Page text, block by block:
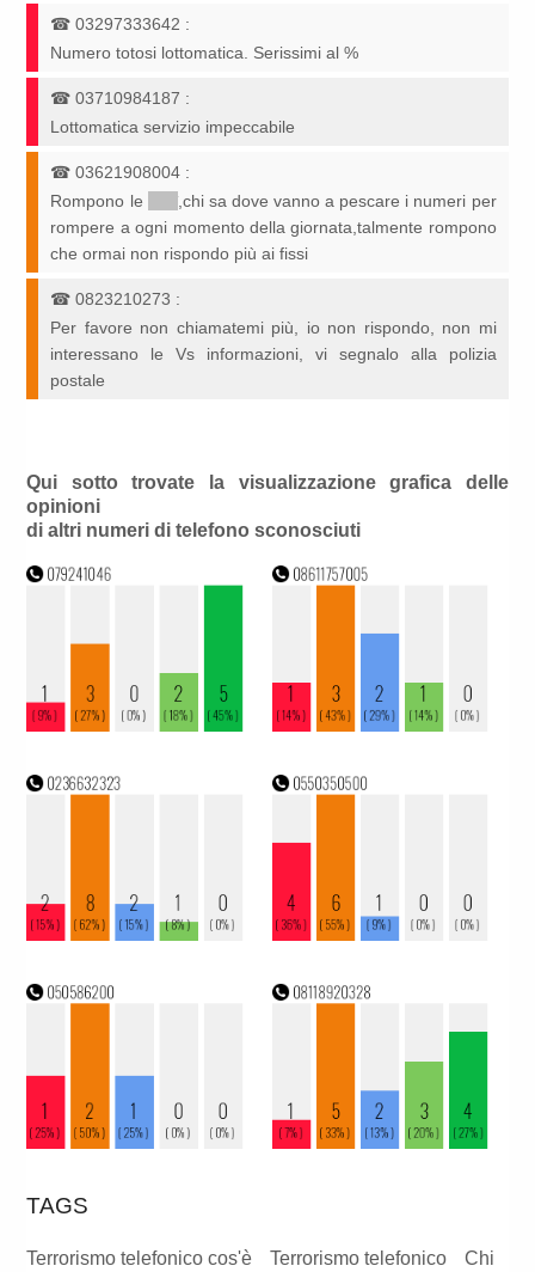
☎03297333642 :
Numero totosi lottomatica. Serissimi al %
☎03710984187 :
Lottomatica servizio impeccabile
☎03621908004 :
Rompono le
,chi sa dove vanno a pescare i numeri per
rompere a ogni momento della giornata,talmente rompono
che ormai non rispondo più ai fissi
☎0823210273 :
Per favore non chiamatemi più, io non rispondo, non mi
interessano le Vs informazioni, vi segnalo alla polizia
postale
Qui sotto trovate la visualizzazione grafica delle
opinioni
di altri numeri di telefono sconosciuti
TAGS
Terrorismo telefonico cos'è Terrorismo telefonico Chi